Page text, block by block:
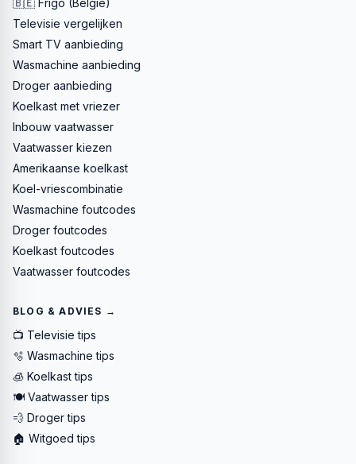
🇧🇪 Frigo (België)
Televisie vergelijken
Smart TV aanbieding
Wasmachine aanbieding
Droger aanbieding
Koelkast met vriezer
Inbouw vaatwasser
Vaatwasser kiezen
Amerikaanse koelkast
Koel-vriescombinatie
Wasmachine foutcodes
Droger foutcodes
Koelkast foutcodes
Vaatwasser foutcodes
BLOG & ADVIES →
📺 Televisie tips
🫧 Wasmachine tips
🧊 Koelkast tips
🍽️ Vaatwasser tips
💨 Droger tips
🏠 Witgoed tips